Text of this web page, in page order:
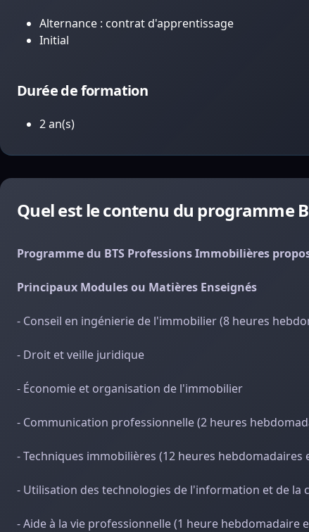
Alternance : contrat d'apprentissage
Initial
Durée de formation
2 an(s)
Quel est le contenu du programme
Programme du BTS Professions Immobilières
Principaux Modules ou Matières Enseignés
- Conseil en ingénierie de l'immobilier (8 heures
- Droit et veille juridique
- Économie et organisation de l'immobilier
- Communication professionnelle (2 heures
- Techniques immobilières (12 heures hebdomadaires
- Utilisation des technologies de l'information et de la
- Aide à la vie professionnelle (1 heure hebdomadaire